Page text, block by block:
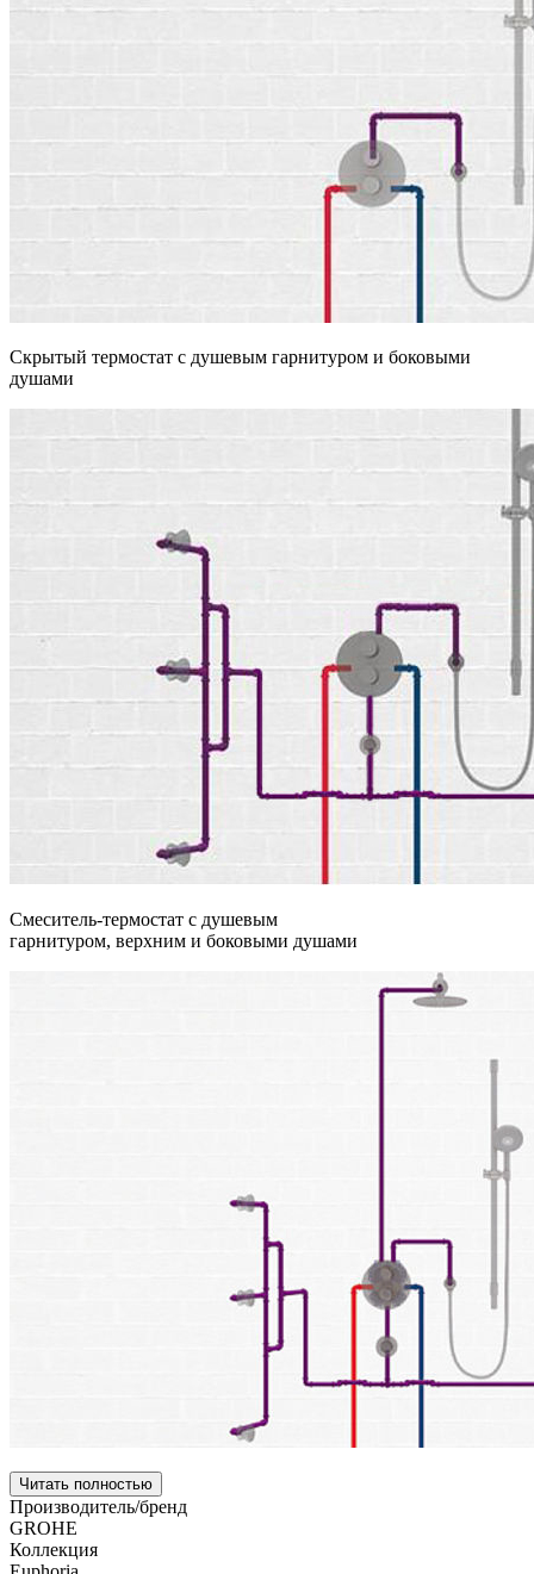
Скрытый термостат с душевым гарнитуром и боковыми
душами
Смеситель-термостат с душевым
гарнитуром, верхним и боковыми душами
Читать полностью
Производитель/бренд
GROHE
Коллекция